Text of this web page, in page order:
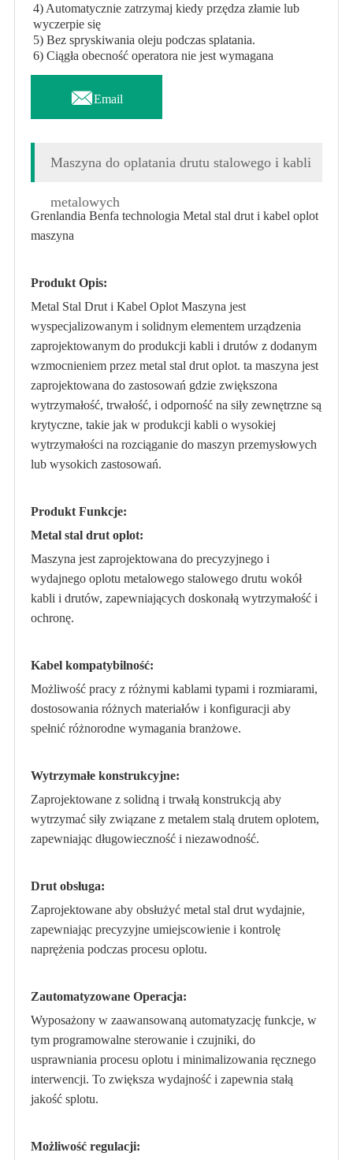
4) Automatycznie zatrzymaj kiedy przędza złamie lub
wyczerpie się
5) Bez spryskiwania oleju podczas splatania.
6) Ciągła obecność operatora nie jest wymagana
Email
Maszyna do oplatania drutu stalowego i kabli
metalowych
Grenlandia Benfa technologia Metal stal drut i kabel oplot
maszyna
Produkt Opis:
Metal Stal Drut i Kabel Oplot Maszyna jest
wyspecjalizowanym i solidnym elementem urządzenia
zaprojektowanym do produkcji kabli i drutów z dodanym
wzmocnieniem przez metal stal drut oplot. ta maszyna jest
zaprojektowana do zastosowań gdzie zwiększona
wytrzymałość, trwałość, i odporność na siły zewnętrzne są
krytyczne, takie jak w produkcji kabli o wysokiej
wytrzymałości na rozciąganie do maszyn przemysłowych
lub wysokich zastosowań.
Produkt Funkcje:
Metal stal drut oplot:
Maszyna jest zaprojektowana do precyzyjnego i
wydajnego oplotu metalowego stalowego drutu wokół
kabli i drutów, zapewniających doskonałą wytrzymałość i
ochronę.
Kabel kompatybilność:
Możliwość pracy z różnymi kablami typami i rozmiarami,
dostosowania różnych materiałów i konfiguracji aby
spełnić różnorodne wymagania branżowe.
Wytrzymałe konstrukcyjne:
Zaprojektowane z solidną i trwałą konstrukcją aby
wytrzymać siły związane z metalem stalą drutem oplotem,
zapewniając długowieczność i niezawodność.
Drut obsługa:
Zaprojektowane aby obsłużyć metal stal drut wydajnie,
zapewniając precyzyjne umiejscowienie i kontrolę
naprężenia podczas procesu oplotu.
Zautomatyzowane Operacja:
Wyposażony w zaawansowaną automatyzację funkcje, w
tym programowalne sterowanie i czujniki, do
usprawniania procesu oplotu i minimalizowania ręcznego
interwencji. To zwiększa wydajność i zapewnia stałą
jakość splotu.
Możliwość regulacji: